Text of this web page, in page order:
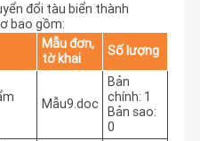
đổi tàu biển thành
bao gồm:
Mẫu đơn,
tờ khai
Số lượng
Mẫu9.doc
Bản
chính: 1
Bản sao:
0